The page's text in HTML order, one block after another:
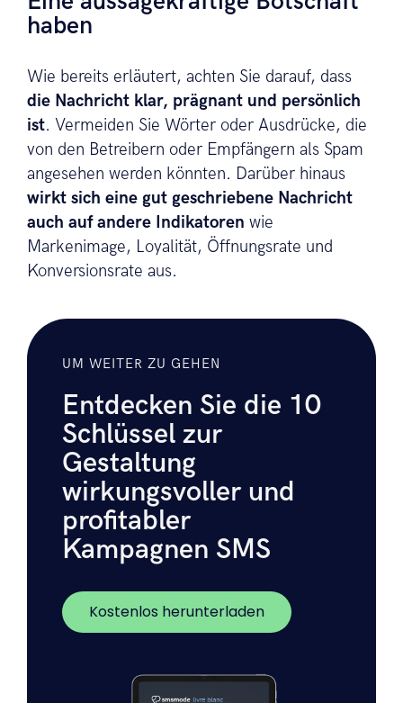
haben
Wie bereits erläutert, achten Sie darauf, dass
die Nachricht klar, prägnant und persönlich
ist. Vermeiden Sie Wörter oder Ausdrücke, die
von den Betreibern oder Empfängern als Spam
angesehen werden könnten. Darüber hinaus
wirkt sich eine gut geschriebene Nachricht
auch auf andere Indikatoren wie
Markenimage, Loyalität, Öffnungsrate und
Konversionsrate aus.
UM WEITER ZU GEHEN
Entdecken Sie die 10
Schlüssel zur
Gestaltung
wirkungsvoller und
profitabler
Kampagnen SMS
Kostenlos herunterladen